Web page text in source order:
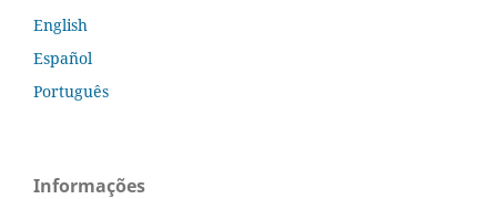
English
Español
Português
Informações